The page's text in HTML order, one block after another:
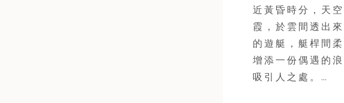
近黃昏時分，天
霞，於雲間透出
的遊艇，艇桿間
增添一份偶遇的
吸引人之處。…